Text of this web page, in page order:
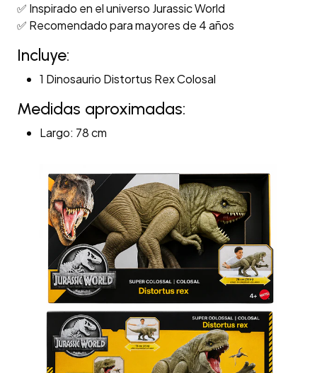
✅ Inspirado en el universo Jurassic World
✅ Recomendado para mayores de 4 años
Incluye:
1 Dinosaurio Distortus Rex Colosal
Medidas aproximadas:
Largo: 78 cm